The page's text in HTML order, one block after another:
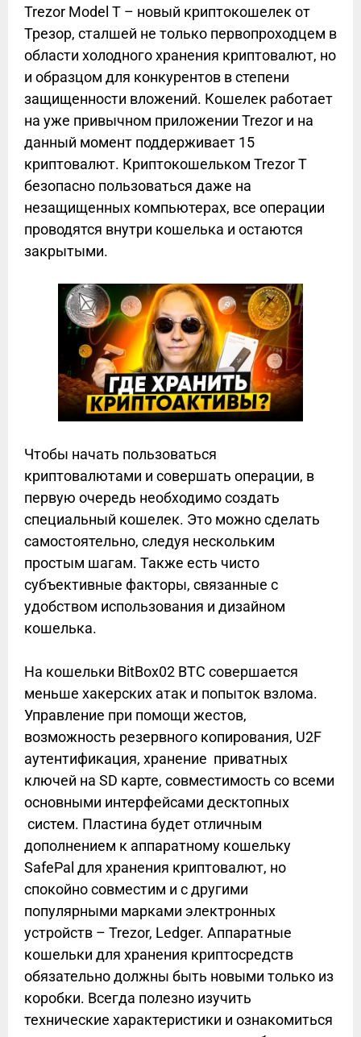
Trezor Model T – новый криптокошелек от
Трезор, сталшей не только первопроходцем в
области холодного хранения криптовалют, но
и образцом для конкурентов в степени
защищенности вложений. Кошелек работает
на уже привычном приложении Trezor и на
данный момент поддерживает 15
криптовалют. Криптокошельком Trezor T
безопасно пользоваться даже на
незащищенных компьютерах, все операции
проводятся внутри кошелька и остаются
закрытыми.
Чтобы начать пользоваться
криптовалютами и совершать операции, в
первую очередь необходимо создать
специальный кошелек. Это можно сделать
самостоятельно, следуя нескольким
простым шагам. Также есть чисто
субъективные факторы, связанные с
удобством использования и дизайном
кошелька.
На кошельки BitBox02 BTC совершается
меньше хакерских атак и попыток взлома.
Управление при помощи жестов,
возможность резервного копирования, U2F
аутентификация, хранение приватных
ключей на SD карте, совместимость со всеми
основными интерфейсами десктопных
систем. Пластина будет отличным
дополнением к аппаратному кошельку
SafePal для хранения криптовалют, но
спокойно совместим и с другими
популярными марками электронных
устройств – Trezor, Ledger. Аппаратные
кошельки для хранения криптосредств
обязательно должны быть новыми только из
коробки. Всегда полезно изучить
технические характеристики и ознакомиться